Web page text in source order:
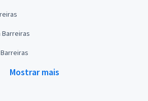
Barreiras
Mostrar mais